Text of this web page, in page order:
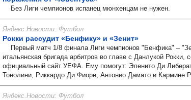
Без Лиги чемпионов испанец мюнхенцам не нужен.
Яндекс.Новости: Футбол
Рокки рассудит «Бенфику» и «Зенит»
Первый матч 1/8 финала Лиги чемпионов "Бенфика" –
итальянская бригада арбитров во главе с Данлукой Рокки,
официальный сайт УЕФА. Ему помогут: Эленито Ди
Тонолини, Риккардо Ди Фиоре, Антонио Дамато и Кармине
Яндекс.Новости: Футбол